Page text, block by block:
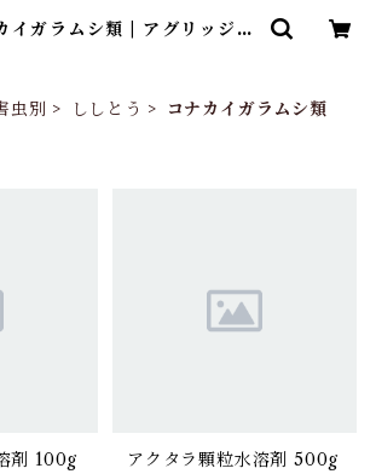
イガラムシ類 | アグリッジ｜
虫別 ししとう コナカイガラムシ類
剤 100g
アクタラ顆粒水溶剤 500g